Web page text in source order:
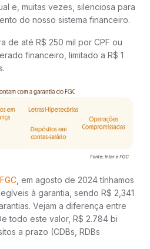
e, muitas vezes, silenciosa para
do nosso sistema financeiro.
de até R$ 250 mil por CPF ou
financeiro, limitado a R$ 1
FGC , em agosto de 2024 tínhamos
à garantia, sendo R$ 2,341
Vejam a diferença entre
todo este valor, R$ 2.784 bi
a prazo (CDBs, RDBs